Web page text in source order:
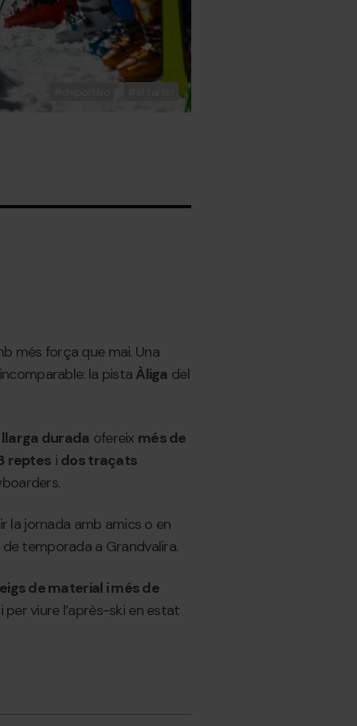
més força que mai. Una
la pista Àliga del
durada ofereix més de
reptes i dos traçats
la jornada amb amics o en
temporada a Grandvalira.
de material i més de
per viure l’après-ski en estat